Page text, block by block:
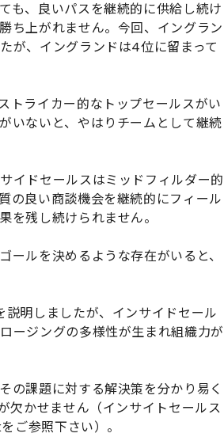
も、良いパスを継続的に供給し続け
ち上がれません。今回、イングラン
が、イングランドは4位に留まって
トライカー的なトップセールスがい
いないと、やはりチームとして継続
イドセールスはミッドフィルダー的
の良い商談機会を継続的にフィール
を残し続けられません。
ルを決めるような存在がいると、
明しましたが、インサイドセール
ージングの多様性が生まれ組織力が
の課題に対する解決策を分かり易く
欠かせません（インサイトセールス
をご参照下さい）。